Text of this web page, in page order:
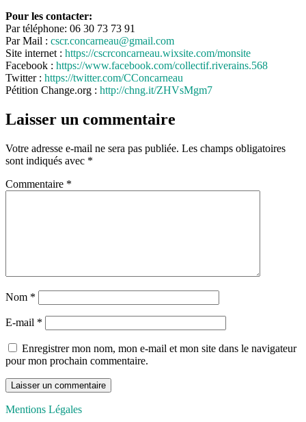
Pour les contacter:
Par téléphone: 06 30 73 73 91
Par Mail : cscr.concarneau@gmail.com
Site internet : https://cscrconcarneau.wixsite.com/monsite
Facebook : https://www.facebook.com/collectif.riverains.568
Twitter : https://twitter.com/CConcarneau
Pétition Change.org : http://chng.it/ZHVsMgm7
Laisser un commentaire
Votre adresse e-mail ne sera pas publiée. Les champs obligatoires
sont indiqués avec *
Commentaire *
Nom *
E-mail *
Enregistrer mon nom, mon e-mail et mon site dans le navigateur
pour mon prochain commentaire.
Mentions Légales